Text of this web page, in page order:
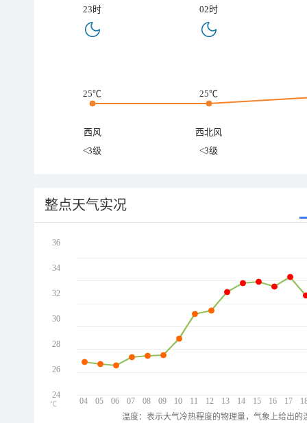
23时 02时
25℃ 25℃
西风
西北风
<3级
<3级
整点天气实况
04 05 06 07 08 09 10 11 12 13 14 15 16 17
36
34
32
30
28
26
24
℃
温度：表示大气冷热程度的物理量，气象上给出